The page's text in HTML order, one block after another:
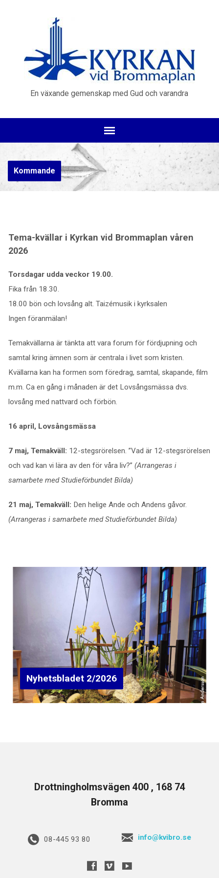
En växande gemenskap med Gud och varandra
Kommande
Tema-kvällar i Kyrkan vid Brommaplan våren
2026
Torsdagar udda veckor 19.00.
Fika från 18.30.
18.00 bön och lovsång alt. Taizémusik i kyrksalen
Ingen föranmälan!
Temakvällarna är tänkta att vara forum för fördjupning och
samtal kring ämnen som är centrala i livet som kristen.
Kvällarna kan ha formen som föredrag, samtal, skapande, film
m.m. Ca en gång i månaden är det Lovsångsmässa dvs.
lovsång med nattvard och förbön.
16 april, Lovsångsmässa
7 maj, Temakväll: 12-stegsrörelsen. ”Vad är 12-stegsrörelsen
och vad kan vi lära av den för våra liv?” (Arrangeras i
samarbete med Studieförbundet Bilda)
21 maj, Temakväll: Den helige Ande och Andens gåvor.
(Arrangeras i samarbete med Studieförbundet Bilda)
Nyhetsbladet 2/2026
Drottningholmsvägen 400 , 168 74
Bromma
08-445 93 80 info@kvibro.se